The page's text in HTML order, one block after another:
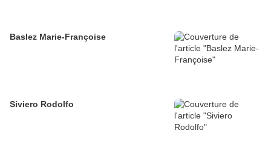
Baslez Marie-Françoise
Siviero Rodolfo